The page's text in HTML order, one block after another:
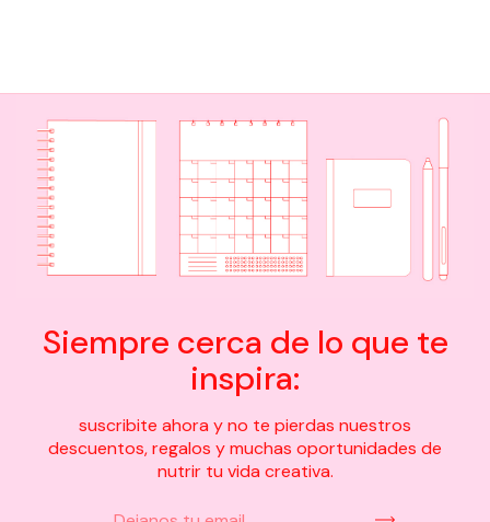
Siempre cerca de lo que te
inspira:
suscribite ahora y no te pierdas nuestros
descuentos, regalos y muchas oportunidades de
nutrir tu vida creativa.